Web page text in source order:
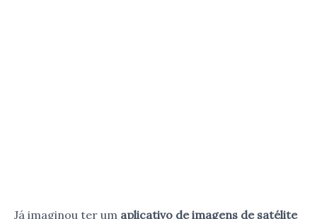
Já imaginou ter um aplicativo de imagens de satélite